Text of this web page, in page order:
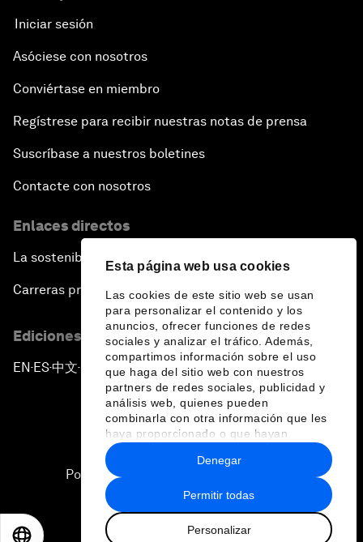
Esta página web usa cookies
Las cookies de este sitio web se usan
para personalizar el contenido y los
anuncios, ofrecer funciones de redes
sociales y analizar el tráfico. Además,
compartimos información sobre el uso
que haga del sitio web con nuestros
partners de redes sociales, publicidad y
análisis web, quienes pueden
combinarla con otra información que les
haya proporcionado o que hayan
recopilado a partir del uso que haya
hecho de sus servicios.
Permitir todas
Personalizar
Denegar
Iniciar sesión
Asóciese con nosotros
Conviértase en miembro
Regístrese para recibir nuestras notas de prensa
Suscríbase a nuestros boletines
Contacte con nosotros
Enlaces directos
La sostenibilidad en el Foro
Carreras profesionales
Ediciones en otros idiomas
EN ▪ES▪中文▪ 日本語
Política de privacidad y normas de uso
Sitemap
2026 Foro Económico Mundial